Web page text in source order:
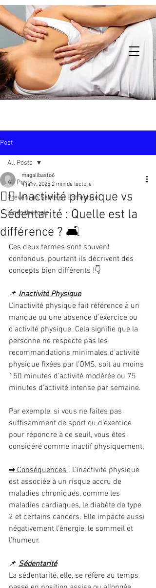
Post
All Posts
Prévention Santé en Entreprise
Kinésithérapie
All Posts
🏃‍♂️ Inactivité physique vs
Sédentarité : Quelle est la
différence ? 🛋
magalibasto6
4 janv. 2025 2 min de lecture
Ces deux termes sont souvent
confondus, pourtant ils décrivent des
concepts bien différents !👇
📌 Inactivité Physique
L’inactivité physique fait référence à un
manque ou une absence d’exercice ou
d’activité physique. Cela signifie que la
personne ne respecte pas les
recommandations minimales d’activité
physique fixées par l’OMS, soit au moins
150 minutes d’activité modérée ou 75
minutes d’activité intense par semaine.
Par exemple, si vous ne faites pas
suffisamment de sport ou d’exercice
pour répondre à ce seuil, vous êtes
considéré comme inactif physiquement.
➡ Conséquences : L’inactivité physique
est associée à un risque accru de
maladies chroniques, comme les
maladies cardiaques, le diabète de type
2 et certains cancers. Elle impacte aussi
négativement l’énergie, le sommeil et
l’humeur.
📌 Sédentarité
La sédentarité, elle, se réfère au temps